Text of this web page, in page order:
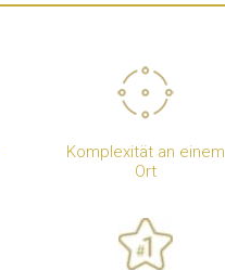
Komplexität an einem
Ort